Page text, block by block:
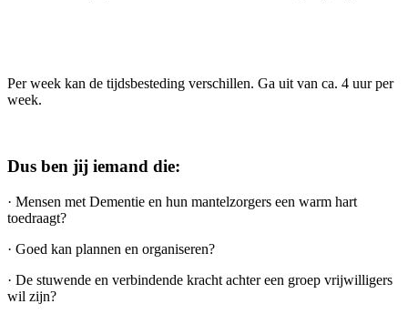
Per week kan de tijdsbesteding verschillen. Ga uit van ca. 4 uur per
week.
Dus ben jij iemand die:
· Mensen met Dementie en hun mantelzorgers een warm hart
toedraagt?
· Goed kan plannen en organiseren?
· De stuwende en verbindende kracht achter een groep vrijwilligers
wil zijn?